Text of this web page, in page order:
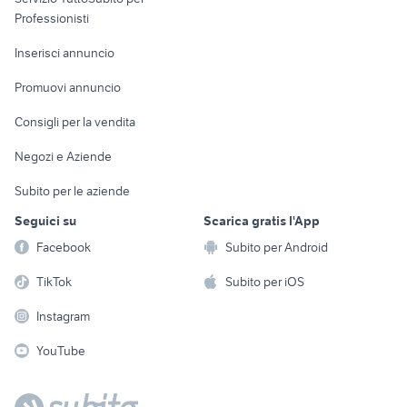
Informatica
Console e
Fotografia
Telefonia
Biciclette
Professionisti
Inserisci annuncio
Promuovi annuncio
Consigli per la vendita
Negozi e Aziende
Subito per le aziende
Seguici su
Facebook
TikTok
Instagram
YouTube
Scarica gratis l'App
Subito per Android
Subito per iOS